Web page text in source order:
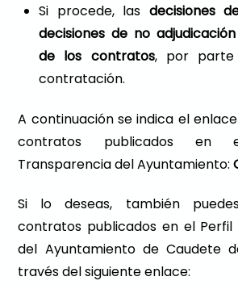
Si procede, las decisiones
decisiones de no
de los contratos, por
contratación.
A continuación se indica el
contratos publicados
Transparencia del Ayuntamiento:
Si lo deseas, también
contratos publicados en el
del Ayuntamiento de Caudete
través del siguiente enlace: